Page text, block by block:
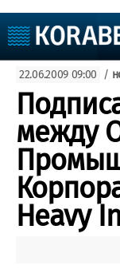
Судоходство
Судоремонт
События
Пресс-релизы
Порты
Рыболовство
Образование
Яхты и катера
Еще
Судостроение
22.06.2009 09:00 /
между
Heavy